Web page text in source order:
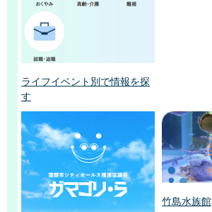
ライフイベント別で情報を探
す
竹島水族館